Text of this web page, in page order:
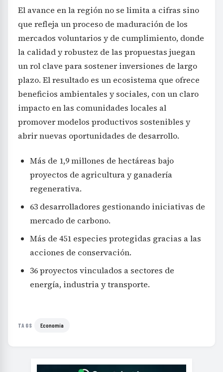
El avance en la región no se limita a cifras sino
que refleja un proceso de maduración de los
mercados voluntarios y de cumplimiento, donde
la calidad y robustez de las propuestas juegan
un rol clave para sostener inversiones de largo
plazo. El resultado es un ecosistema que ofrece
beneficios ambientales y sociales, con un claro
impacto en las comunidades locales al
promover modelos productivos sostenibles y
abrir nuevas oportunidades de desarrollo.
Más de 1,9 millones de hectáreas bajo
proyectos de agricultura y ganadería
regenerativa.
63 desarrolladores gestionando iniciativas de
mercado de carbono.
Más de 451 especies protegidas gracias a las
acciones de conservación.
36 proyectos vinculados a sectores de
energía, industria y transporte.
TAGS Economía